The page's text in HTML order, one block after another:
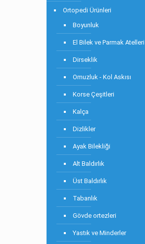
Ortopedi Ürünleri
Boyunluk
El Bilek ve Parmak Atelleri
Dirseklik
Omuzluk - Kol Askısı
Korse Çeşitleri
Kalça
Dizlikler
Ayak Bilekliği
Alt Baldırlık
Üst Baldırlık
Tabanlık
Gövde ortezleri
Yastık ve Minderler